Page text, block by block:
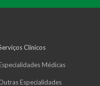
Clínicos
Médicas
Especialidades